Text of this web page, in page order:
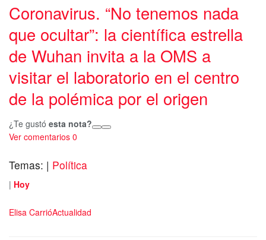
Coronavirus. “No tenemos nada
que ocultar”: la científica estrella
de Wuhan invita a la OMS a
visitar el laboratorio en el centro
de la polémica por el origen
¿Te gustó esta nota?
Ver comentarios 0
Temas: | Política
| Hoy
Elisa CarrióActualidad